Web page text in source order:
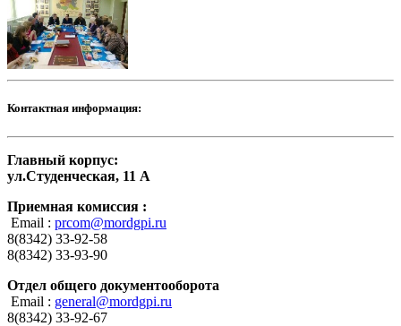
Контактная информация:
Главный корпус:
ул.Студенческая, 11 А
Приемная комиссия :
Email : prcom@mordgpi.ru
8(8342) 33-92-58
8(8342) 33-93-90
Отдел общего документооборота
Email : general@mordgpi.ru
8(8342) 33-92-67